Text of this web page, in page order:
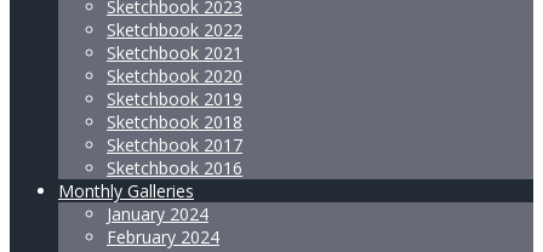
Sketchbook 2023
Sketchbook 2022
Sketchbook 2021
Sketchbook 2020
Sketchbook 2019
Sketchbook 2018
Sketchbook 2017
Sketchbook 2016
Monthly Galleries
January 2024
February 2024